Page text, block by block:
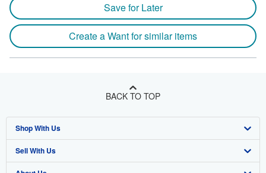
Save for Later
Create a Want for similar items
BACK TO TOP
Shop With Us
Advanced Search
Sell With Us